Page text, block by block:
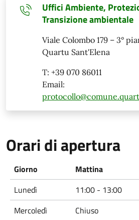
Uffici Ambiente,
Transizione ambientale
Viale Colombo 179 – 3°
Quartu Sant'Elena
T: +39 070 86011
Email:
Orari di apertura
Giorno Mattina
Lunedì
11:00 - 13:00
Mercoledì
Chiuso